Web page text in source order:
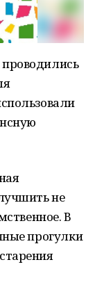
не
В
прогулки